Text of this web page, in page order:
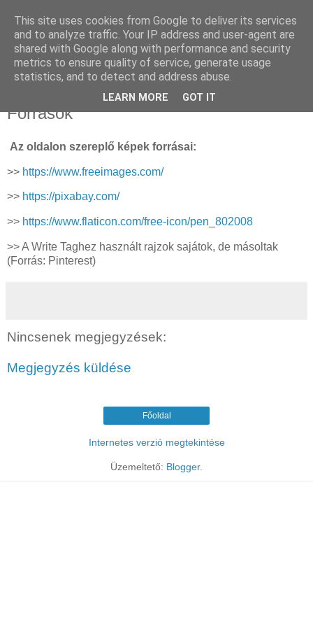
Sümegi Emília -
Tintaszerkezetek
Források
Az oldalon szereplő képek forrásai:
>> https://www.freeimages.com/
>> https://pixabay.com/
>> https://www.flaticon.com/free-icon/pen_802008
>> A Write Taghez használt rajzok sajátok, de másoltak
(Forrás: Pinterest)
Nincsenek megjegyzések:
Megjegyzés küldése
Főoldal
Internetes verzió megtekintése
Üzemeltető: Blogger.
This site uses cookies from Google to deliver its services
and to analyze traffic. Your IP address and user-agent are
shared with Google along with performance and security
metrics to ensure quality of service, generate usage
statistics, and to detect and address abuse.
LEARN MORE GOT IT